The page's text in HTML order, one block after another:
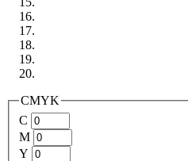
CMYK
C
M
Y